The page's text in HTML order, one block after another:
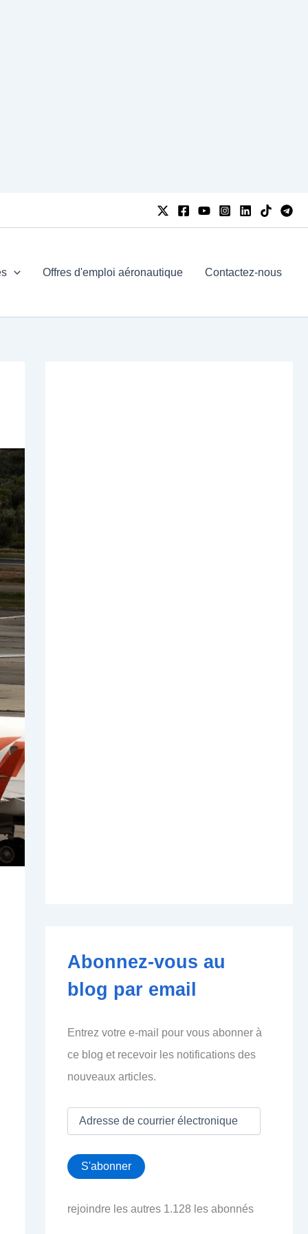
Offres d'emploi aéronautique Contactez-nous
Abonnez-vous au
blog par email
Entrez votre e-mail pour vous abonner à
ce blog et recevoir les notifications des
nouveaux articles.
e
s
d
S'abonner
rejoindre les autres 1.128 les abonnés